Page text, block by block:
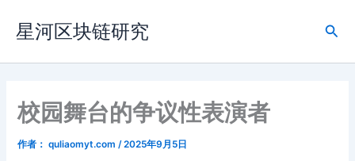
容
星河区块链研究
搜
校园舞台的争议性表演者‌
作者： quliaomyt.com /2025年9月5日